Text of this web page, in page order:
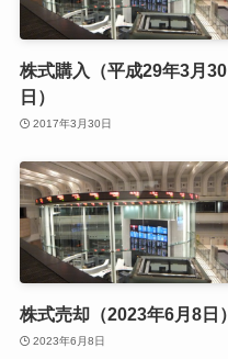
株式購入（平成29年3月30
日）
2017年3月30日
株式売却（2023年6月8日）
2023年6月8日